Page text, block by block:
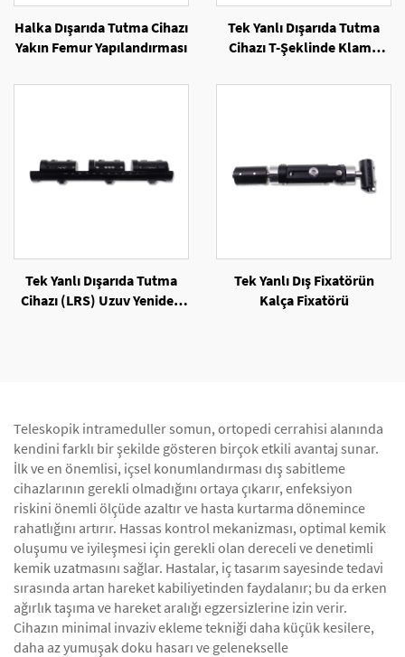
Halka Dışarıda Tutma Cihazı
Yakın Femur Yapılandırması
Tek Yanlı Dışarıda Tutma
Cihazı T-Şeklinde Klamp
Tek Yanlı Dışarıda Tutma
Cihazı (LRS) Uzuv Yeniden
Tek Yanlı Dış Fixatörün
Kalça Fixatörü
Teleskopik intrameduller somun, ortopedi cerrahisi alanında
kendini farklı bir şekilde gösteren birçok etkili avantaj sunar.
İlk ve en önemlisi, içsel konumlandırması dış sabitleme
cihazlarının gerekli olmadığını ortaya çıkarır, enfeksiyon
riskini önemli ölçüde azaltır ve hasta kurtarma dönemince
rahatlığını artırır. Hassas kontrol mekanizması, optimal kemik
oluşumu ve iyileşmesi için gerekli olan dereceli ve denetimli
kemik uzatmasını sağlar. Hastalar, iç tasarım sayesinde tedavi
sırasında artan hareket kabiliyetinden faydalanır; bu da erken
ağırlık taşıma ve hareket aralığı egzersizlerine izin verir.
Cihazın minimal invaziv ekleme tekniği daha küçük kesilere,
daha az yumuşak doku hasarı ve gelenekselle